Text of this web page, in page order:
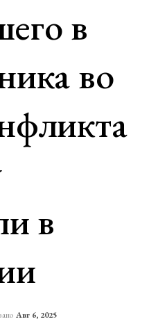
в
во
в
Авг 6, 2025